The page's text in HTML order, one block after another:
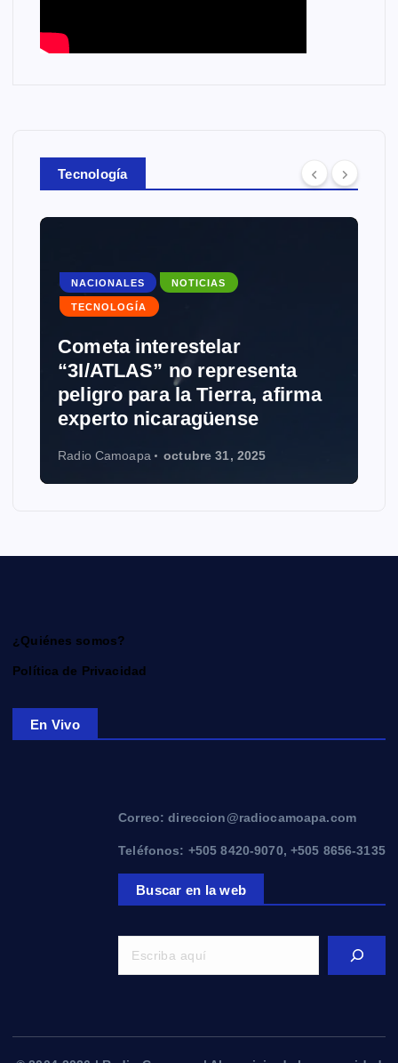
Tecnología
NACIONALES NOTICIAS
TECNOLOGÍA
Cometa interestelar
“3I/ATLAS” no representa
peligro para la Tierra, afirma
experto nicaragüense
Radio Camoapa octubre 31, 2025
¿Quiénes somos?
Política de Privacidad
En Vivo
Correo: direccion@radiocamoapa.com
Teléfonos: +505 8420-9070, +505 8656-3135
Buscar en la web